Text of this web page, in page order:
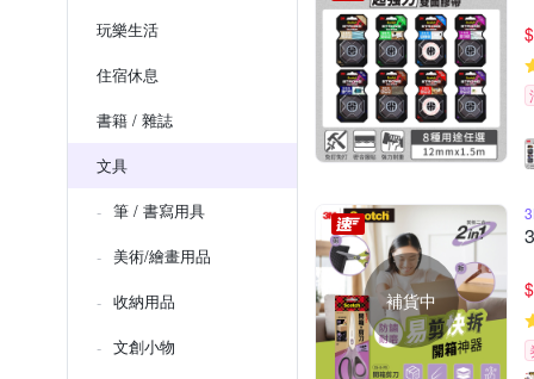
玩樂生活
住宿休息
書籍 / 雜誌
文具
筆 / 書寫用具
美術/繪畫用品
收納用品
文創小物
$
補貨中 $